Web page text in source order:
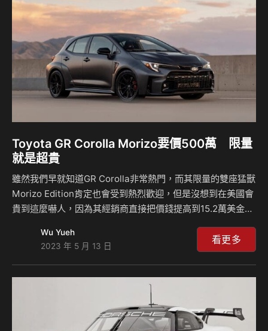
的價格上調顯示出特斯拉對其市場定位的重新思考，最初這輛
車以其具有競爭力的價格和未來感十足的設計吸引了大量預
訂，然後隨著…
Toyota GR Corolla Morizo要價500萬 限量
就是超貴
雖然我們早就知道GR Corolla非常熱門，而其限量的雙座猛獸
Morizo Edition肯定也會受到熱烈歡迎，但是沒想到在美國會
貴到這麼嚇人，因為其經銷商直接把價錢提高到15.2萬美金，
Edition真的值得你花三輛車的價格去購買嗎？可能只有真正
的買家知道答案了。 快速跟大家提請一下GR Corolla Morizo
版本是一台限量的性能猛獸，與一般的車款不同的地方換上了
更好的米其林性能用胎，車輛減輕了45.4公斤，扭力增加到
40.8公斤米，相比一般GR Corolla的37.8公斤米還要大上一
些，而在馬力部分則是沒有增加，這輛車…
Wu Yueh
2023 年 5 月 13 日
看更多